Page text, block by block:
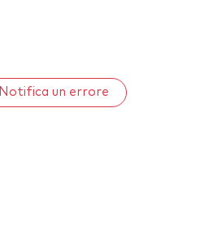
Notifica un errore